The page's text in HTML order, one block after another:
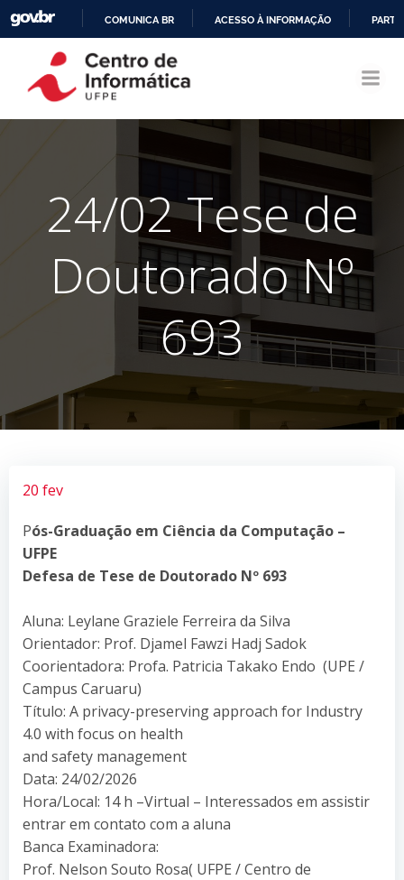
CONTEÚDO
COMUNICA BR ACESSO À INFORMAÇÃO
24/02 Tese de
Doutorado Nº
693
20 fev
Pós-Graduação em Ciência da Computação –
UFPE
Defesa de Tese de Doutorado Nº 693
Aluna: Leylane Graziele Ferreira da Silva
Orientador: Prof. Djamel Fawzi Hadj Sadok
Coorientadora: Profa. Patricia Takako Endo (UPE /
Campus Caruaru)
Título: A privacy-preserving approach for Industry
4.0 with focus on health
and safety management
Data: 24/02/2026
Hora/Local: 14 h –Virtual – Interessados em assistir
entrar em contato com a aluna
Banca Examinadora:
Prof. Nelson Souto Rosa( UFPE / Centro de